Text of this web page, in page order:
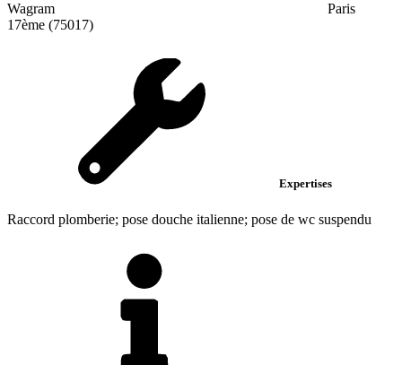
Wagram
Paris
17ème (75017)
Expertises
Raccord plomberie; pose douche italienne; pose de wc suspendu